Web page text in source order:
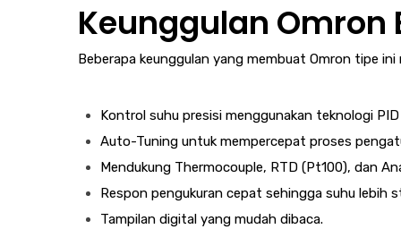
Keunggulan Omron
Beberapa keunggulan yang membuat Omron tipe
Kontrol suhu presisi menggunakan teknologi
Auto-Tuning untuk mempercepat proses
Mendukung Thermocouple, RTD (Pt100), dan
Respon pengukuran cepat sehingga suhu lebih
Tampilan digital yang mudah dibaca.